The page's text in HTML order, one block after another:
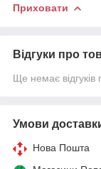
Приховати
Відгуки про
Ще немає відгуків
Умови
Нова Пошта